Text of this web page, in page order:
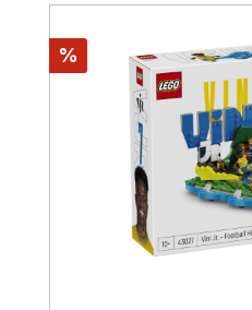
Rabatt
%